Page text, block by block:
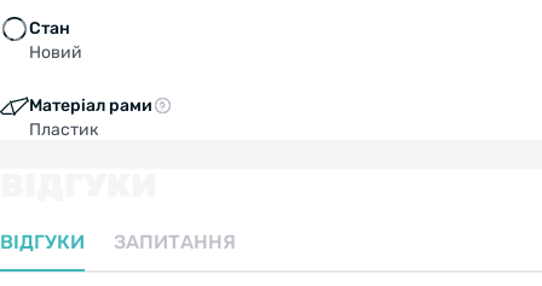
Стан
Новий
Матеріал рами
Пластик
ВІДГУКИ ЗАПИТАННЯ